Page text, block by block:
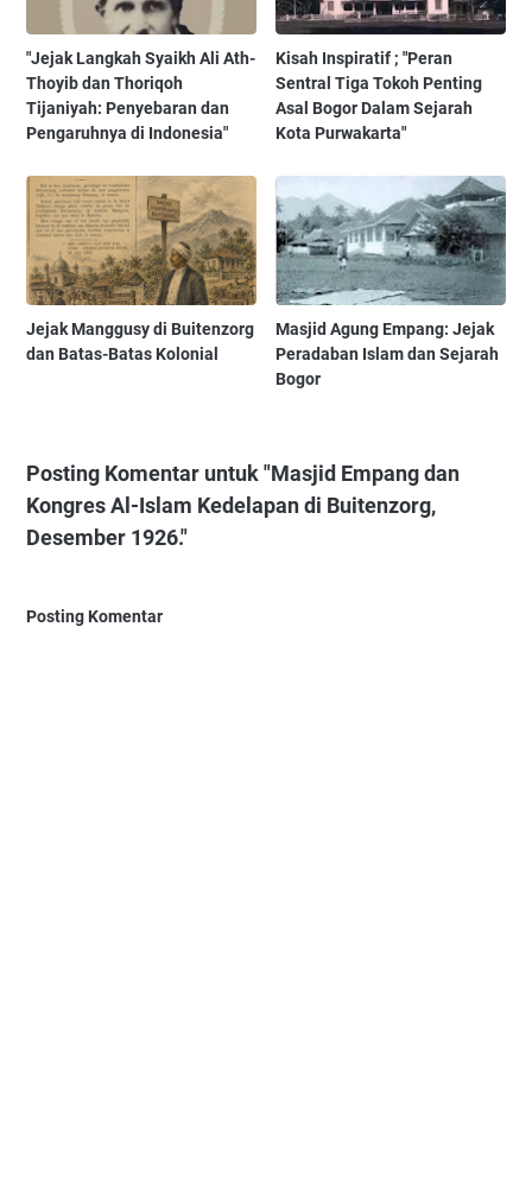
"Jejak Langkah Syaikh Ali Ath-
Thoyib dan Thoriqoh
Tijaniyah: Penyebaran dan
Pengaruhnya di Indonesia"
Kisah Inspiratif ; "Peran
Sentral Tiga Tokoh Penting
Asal Bogor Dalam Sejarah
Kota Purwakarta"
Jejak Manggusy di Buitenzorg
dan Batas-Batas Kolonial
Masjid Agung Empang: Jejak
Peradaban Islam dan Sejarah
Bogor
Posting Komentar untuk "Masjid Empang dan
Kongres Al-Islam Kedelapan di Buitenzorg,
Desember 1926."
Posting Komentar